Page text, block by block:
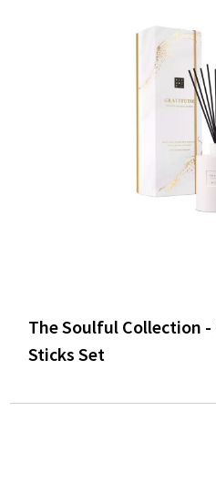
The Soulful Collection
Sticks Set